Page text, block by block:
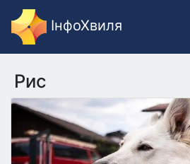
ІнфоХвиля
Рис